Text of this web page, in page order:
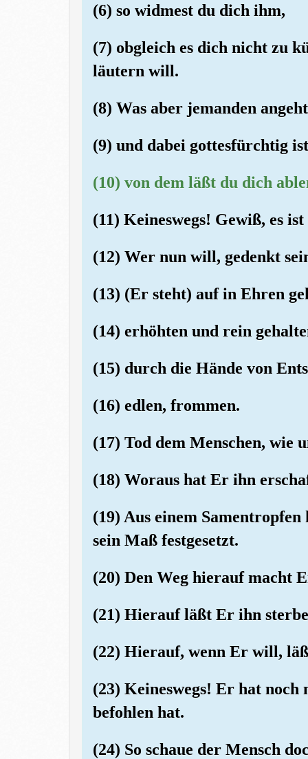
(6) so widmest du dich ihm,
(7) obgleich es dich nicht zu
läutern will.
(8) Was aber jemanden
(9) und dabei gottesfürchtig
(10) von dem läßt du dich
(11) Keineswegs! Gewiß, es
(12) Wer nun will, gedenkt
(13) (Er steht) auf in Ehren
(14) erhöhten und rein
(15) durch die Hände von
(16) edlen, frommen.
(17) Tod dem Menschen, wie
(18) Woraus hat Er ihn
(19) Aus einem
sein Maß festgesetzt.
(20) Den Weg hierauf macht
(21) Hierauf läßt Er ihn
(22) Hierauf, wenn Er will,
(23) Keineswegs! Er hat
befohlen hat.
(24) So schaue der Mensch